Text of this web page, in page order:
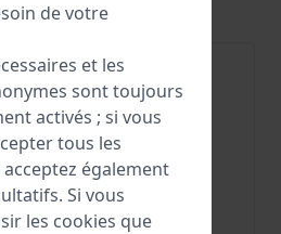
de votre
et les
sont toujours
activés ; si vous
tous les
également
Si vous
les cookies que